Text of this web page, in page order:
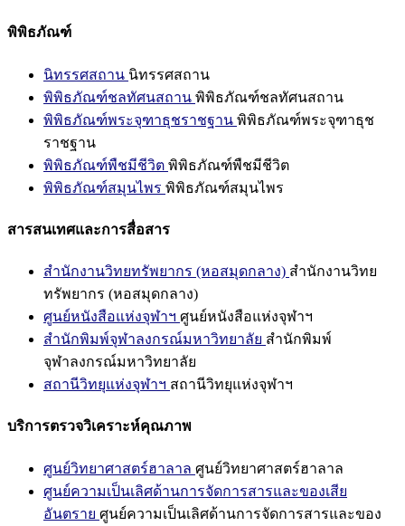
พิพิธภัณฑ์
นิทรรศสถาน นิทรรศสถาน
พิพิธภัณฑ์ชลทัศนสถาน พิพิธภัณฑ์ชลทัศนสถาน
พิพิธภัณฑ์พระจุฑาธุชราชฐาน พิพิธภัณฑ์พระจุฑาธุช
ราชฐาน
พิพิธภัณฑ์พืชมีชีวิต พิพิธภัณฑ์พืชมีชีวิต
พิพิธภัณฑ์สมุนไพร พิพิธภัณฑ์สมุนไพร
สารสนเทศและการสื่อสาร
สำนักงานวิทยทรัพยากร (หอสมุดกลาง) สำนักงานวิทย
ทรัพยากร (หอสมุดกลาง)
ศูนย์หนังสือแห่งจุฬาฯ ศูนย์หนังสือแห่งจุฬาฯ
สำนักพิมพ์จุฬาลงกรณ์มหาวิทยาลัย สำนักพิมพ์
จุฬาลงกรณ์มหาวิทยาลัย
สถานีวิทยุแห่งจุฬาฯ สถานีวิทยุแห่งจุฬาฯ
บริการตรวจวิเคราะห์คุณภาพ
ศูนย์วิทยาศาสตร์ฮาลาล ศูนย์วิทยาศาสตร์ฮาลาล
ศูนย์ความเป็นเลิศด้านการจัดการสารและของเสีย
อันตราย ศูนย์ความเป็นเลิศด้านการจัดการสารและของ